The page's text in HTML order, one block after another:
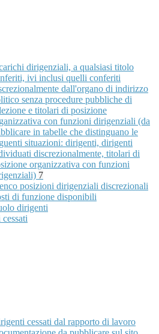
dirigenziali, a qualsiasi titolo
ivi inclusi quelli conferiti
dall'organo di indirizzo
senza procedure pubbliche di
e titolari di posizione
con funzioni dirigenziali (da
in tabelle che distinguano le
situazioni: dirigenti, dirigenti
discrezionalmente, titolari di
organizzativa con funzioni
7
posizioni dirigenziali discrezionali
di funzione disponibili
dirigenti
cessati dal rapporto di lavoro